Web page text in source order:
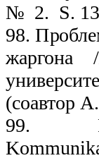
№ 2. S.
98.
жаргона
(соавтор
99.